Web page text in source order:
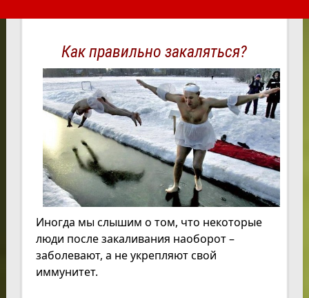
Как правильно закаляться?
Иногда мы слышим о том, что некоторые
люди после закаливания наоборот –
заболевают, а не укрепляют свой
иммунитет.